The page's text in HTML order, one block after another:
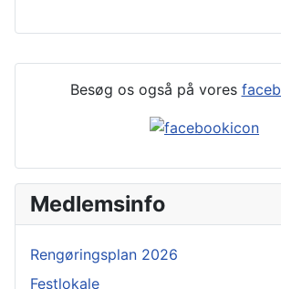
Besøg os også på vores
Medlemsinfo
Rengøringsplan 2026
Festlokale